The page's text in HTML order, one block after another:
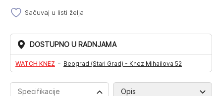
Sačuvaj u listi želja
DOSTUPNO U RADNJAMA
WATCH KNEZ - Beograd (Stari Grad) - Knez Mihailova 52
Specifikacije Opis